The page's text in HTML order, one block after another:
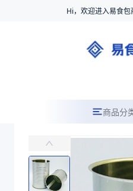
Hi，欢迎进入易食包
商品分
主要适用于各类罐头食品的包装
易食包（EPAK）专注于镀锡（铬
产品卖点：阻隔性、安全性、便捷性